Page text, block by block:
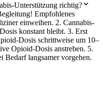
Unterstützung richtig?
Empfohlenes
einweihen. 2. Cannabis-
konstant bleibt. 3. Erst
Dosis schrittweise um 10–
Opioid-Dosis anstreben. 5.
Bedarf langsamer vorgehen.